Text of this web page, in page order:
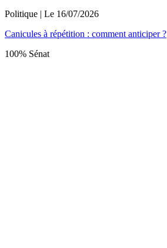
Politique | Le 16/07/2026
Canicules à répétition : comment anticiper ?
100% Sénat